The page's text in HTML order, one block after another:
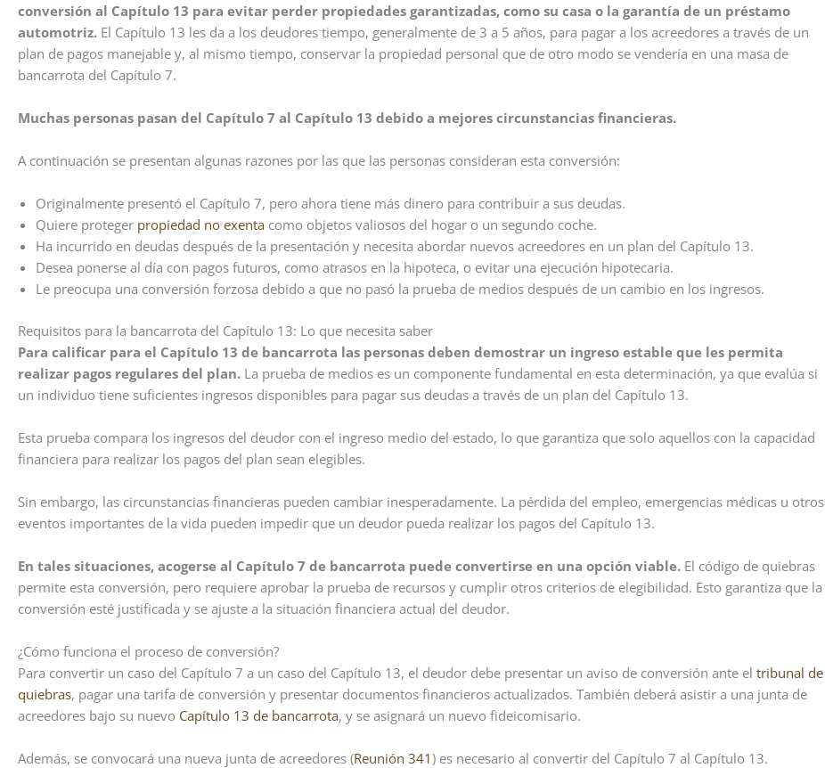
conversión al Capítulo 13 para evitar perder propiedades garantizadas, como su casa o la garantía de un préstamo
automotriz. El Capítulo 13 les da a los deudores tiempo, generalmente de 3 a 5 años, para pagar a los acreedores a través de un
plan de pagos manejable y, al mismo tiempo, conservar la propiedad personal que de otro modo se vendería en una masa de
bancarrota del Capítulo 7.
Muchas personas pasan del Capítulo 7 al Capítulo 13 debido a mejores circunstancias financieras.
A continuación se presentan algunas razones por las que las personas consideran esta conversión:
Originalmente presentó el Capítulo 7, pero ahora tiene más dinero para contribuir a sus deudas.
Quiere proteger propiedad no exenta como objetos valiosos del hogar o un segundo coche.
Ha incurrido en deudas después de la presentación y necesita abordar nuevos acreedores en un plan del Capítulo 13.
Desea ponerse al día con pagos futuros, como atrasos en la hipoteca, o evitar una ejecución hipotecaria.
Le preocupa una conversión forzosa debido a que no pasó la prueba de medios después de un cambio en los ingresos.
Requisitos para la bancarrota del Capítulo 13: Lo que necesita saber
Para calificar para el Capítulo 13 de bancarrota las personas deben demostrar un ingreso estable que les permita
realizar pagos regulares del plan. La prueba de medios es un componente fundamental en esta determinación, ya que evalúa si
un individuo tiene suficientes ingresos disponibles para pagar sus deudas a través de un plan del Capítulo 13.
Esta prueba compara los ingresos del deudor con el ingreso medio del estado, lo que garantiza que solo aquellos con la capacidad
financiera para realizar los pagos del plan sean elegibles.
Sin embargo, las circunstancias financieras pueden cambiar inesperadamente. La pérdida del empleo, emergencias médicas u otros
eventos importantes de la vida pueden impedir que un deudor pueda realizar los pagos del Capítulo 13.
En tales situaciones, acogerse al Capítulo 7 de bancarrota puede convertirse en una opción viable. El código de quiebras
permite esta conversión, pero requiere aprobar la prueba de recursos y cumplir otros criterios de elegibilidad. Esto garantiza que la
conversión esté justificada y se ajuste a la situación financiera actual del deudor.
¿Cómo funciona el proceso de conversión?
Para convertir un caso del Capítulo 7 a un caso del Capítulo 13, el deudor debe presentar un aviso de conversión ante el tribunal de
quiebras, pagar una tarifa de conversión y presentar documentos financieros actualizados. También deberá asistir a una junta de
acreedores bajo su nuevo Capítulo 13 de bancarrota, y se asignará un nuevo fideicomisario.
Además, se convocará una nueva junta de acreedores (Reunión 341) es necesario al convertir del Capítulo 7 al Capítulo 13.